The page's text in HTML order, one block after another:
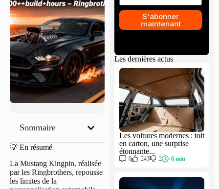
Sommaire
💡 En résumé
La Mustang Kingpin, réalisée
par les Ringbrothers, repousse
les limites de la
S'abonner
maintenant
Les dernières actus
Les voitures modernes : toit
en carton, une surprise
étonnante...
0 243 2 6 min